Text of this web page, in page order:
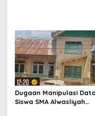
Dugaan Manipulasi Data
Siswa SMA Alwasliyah